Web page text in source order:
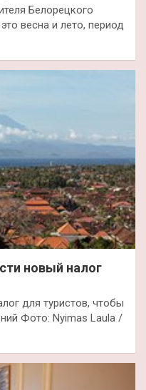
Белорецкого
весна и лето, период
новый налог
для туристов, чтобы
Фото: Nyimas Laula /